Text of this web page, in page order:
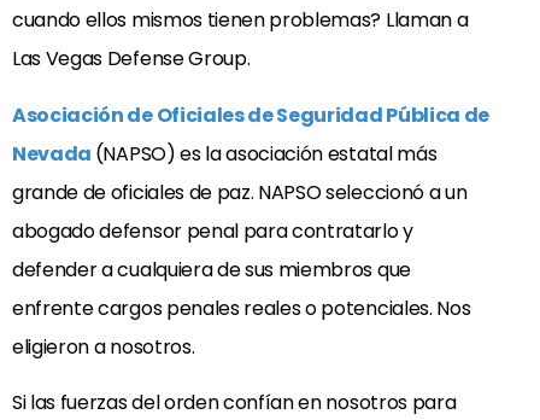
cuando ellos mismos tienen problemas? Llaman a
Las Vegas Defense Group.
Asociación de Oficiales de Seguridad Pública de
Nevada (NAPSO) es la asociación estatal más
grande de oficiales de paz. NAPSO seleccionó a un
abogado defensor penal para contratarlo y
defender a cualquiera de sus miembros que
enfrente cargos penales reales o potenciales. Nos
eligieron a nosotros.
Si las fuerzas del orden confían en nosotros para